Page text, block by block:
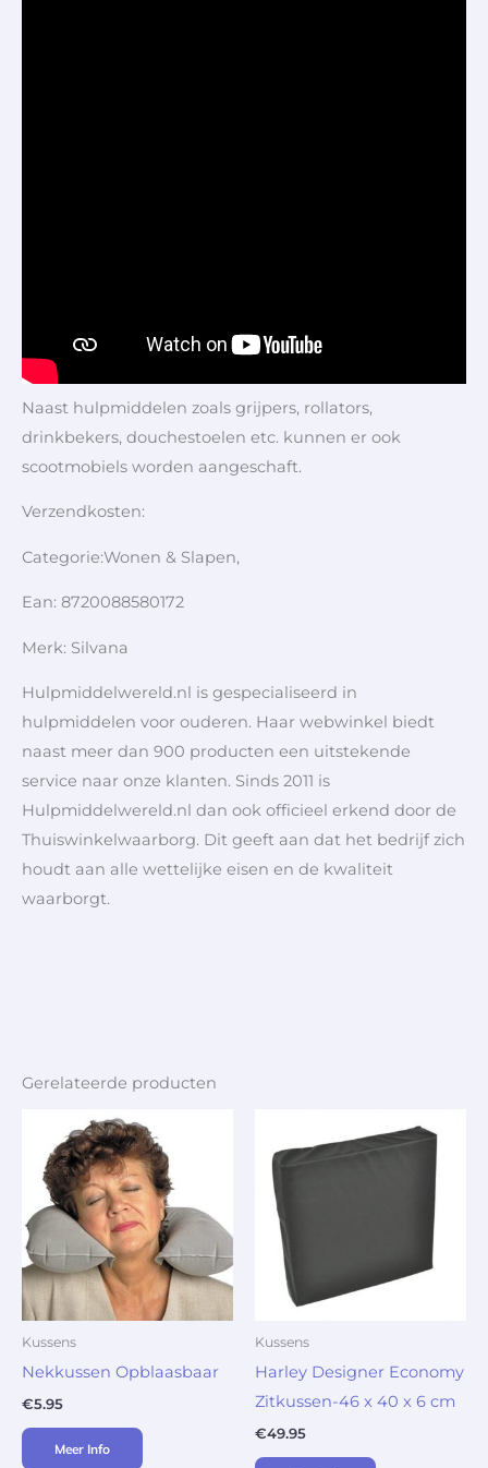
Naast hulpmiddelen zoals grijpers, rollators,
drinkbekers, douchestoelen etc. kunnen er ook
scootmobiels worden aangeschaft.
Verzendkosten:
Categorie:Wonen & Slapen,
Ean: 8720088580172
Merk: Silvana
Hulpmiddelwereld.nl is gespecialiseerd in
hulpmiddelen voor ouderen. Haar webwinkel biedt
naast meer dan 900 producten een uitstekende
service naar onze klanten. Sinds 2011 is
Hulpmiddelwereld.nl dan ook officieel erkend door de
Thuiswinkelwaarborg. Dit geeft aan dat het bedrijf zich
houdt aan alle wettelijke eisen en de kwaliteit
waarborgt.
Gerelateerde producten
Kussens
Nekkussen Opblaasbaar
€5.95
Meer Info
Kussens
Harley Designer Economy
Zitkussen-46 x 40 x 6 cm
€49.95